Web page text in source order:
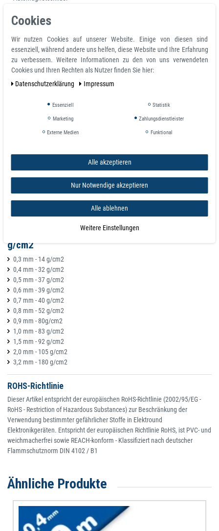
Häufig wechselnde Warn- und Hinweisschilder
Planungs- und Organisationsinstrumente (auch Zahlen, Buchstaben,
Symbole, Fotos)
Leitsysteme
Displaybau, Dekorationsmittel
Spiele
Automagnetschilder zwischendurch entfernen und reinigen. Lagerung auf
einer geraden Auflagefläche.
als Haftgrund
zur Befestigung von Magneten! Für diese Aufgabe benötigen
Sie ferromagnetisches Material. Hierzu empfehlen wir Magnetfarbe,
Eisenfolie Ferrofolie oder Stahlfolie. Eine Sonderform ist
unserebeschreibbare Whiteboardfolie. Hier haften Magnete und zusätzlich
Edelstahl ist nicht magnethaftend!
Materialstärke, Magnetisierung - Haftkraft
g/cm2
0,3 mm - 14 g/cm2
0,4 mm - 32 g/cm2
0,5 mm - 37 g/cm2
0,6 mm - 39 g/cm2
0,7 mm - 40 g/cm2
0,8 mm - 52 g/cm2
0,9 mm - 80g/cm2
1,0 mm - 83 g/cm2
1,5 mm - 92 g/cm2
2,0 mm - 105 g/cm2
3,2 mm - 180 g/cm2
ROHS-Richtlinie
Dieser Artikel entspricht der europäischen RoHS-Richtlinie (2002/95/EG -
RoHS - Restriction of Hazardous Substances) zur Beschränkung der
Verwendung bestimmter gefährlicher Stoffe in Elektround
Elektronikgeräten. Entspricht der europäischen Richtlinie RoHS, ist PVC- und
weichmacherfrei sowie REACH-konform - Klassifiziert nach deutscher
Flammschutznorm DIN 4102 / B1
Ähnliche Produkte
Cookies
Wir nutzen Cookies auf unserer Website. Einige von diesen sind
essenziell, während andere uns helfen, diese Website und Ihre Erfahrung
zu verbessern. Weitere Informationen zu den von uns verwendeten
Cookies und Ihren Rechten als Nutzer finden Sie hier:
Daten­schutz­erklärung
Impressum
Essenziell Statistik
Marketing Zahlungsdienstleister
Externe Medien Funktional
Alle akzeptieren
Nur Notwendige akzeptieren
Alle ablehnen
Weitere Einstellungen